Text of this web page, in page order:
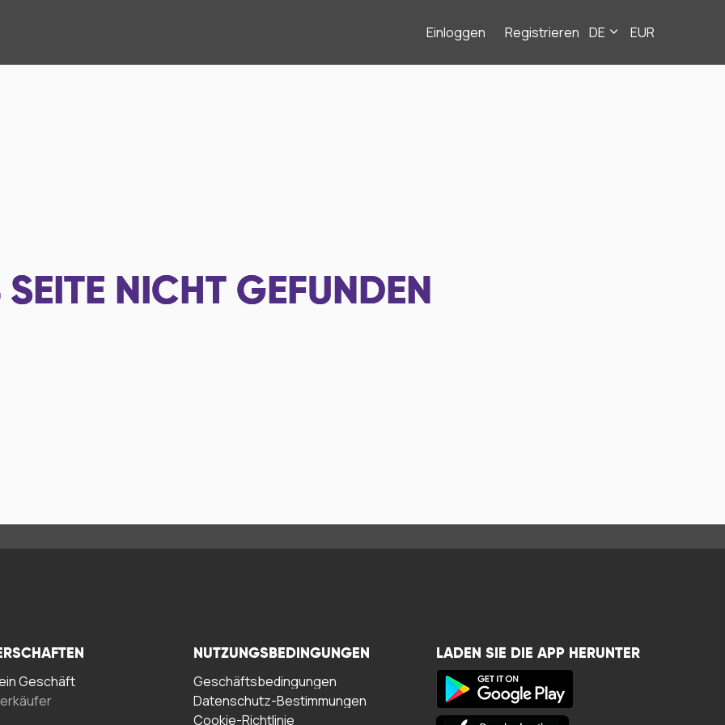
Einloggen Registrieren DE EUR
SEITE NICHT GEFUNDEN
Geschäft
NUTZUNGSBEDINGUNGEN
Geschäftsbedingungen
Datenschutz-Bestimmungen
Cookie-Richtlinie
LADEN SIE DIE APP HERUNTER